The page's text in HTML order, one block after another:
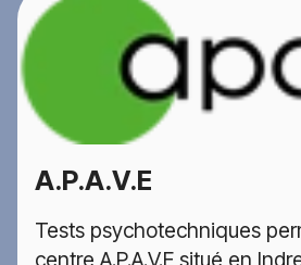
A.P.A.V.E
Tests psychotechniques